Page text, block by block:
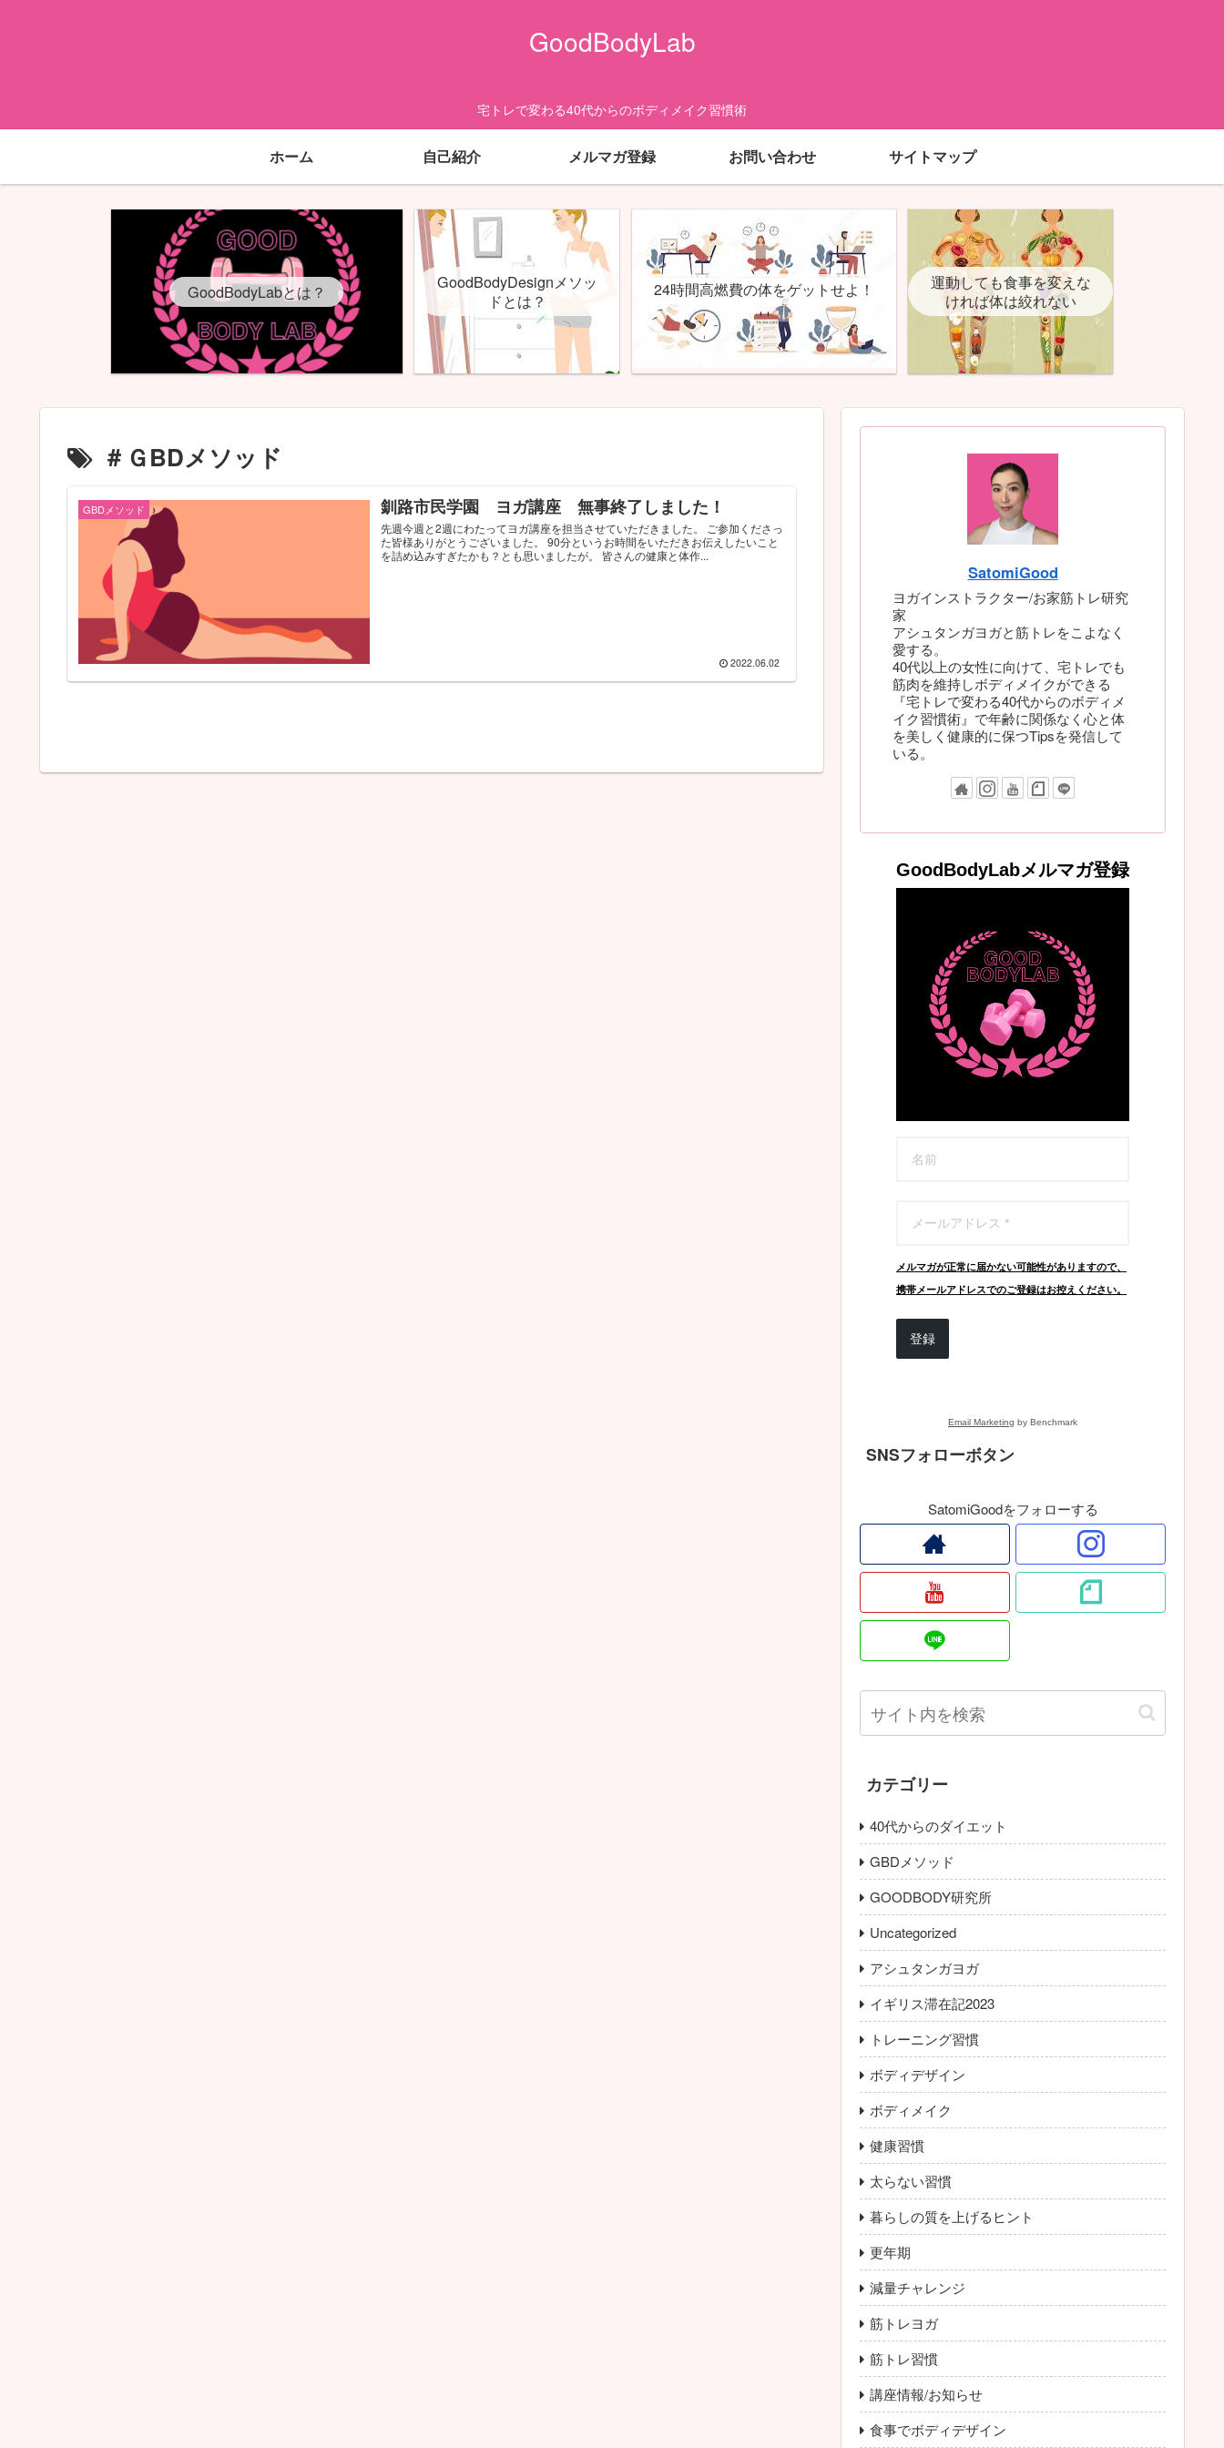
GoodBodyLab
宅トレで変わる40代からのボディメイク習慣術
ホーム 自己紹介 メルマガ登録 お問い合わせ サイトマップ
GoodBodyLabとは？
GoodBodyDesignメソッ
ドとは？
24時間高燃費の体をゲットせよ！
運動しても食事を変えな
ければ体は絞れない
＃ＧBDメソッド
GBDメソッド 釧路市民学園 ヨガ講座 無事終了しました！
先週今週と2週にわたってヨガ講座を担当させていただきました。 ご参加くださっ
た皆様ありがとうございました。 90分というお時間をいただきお伝えしたいこと
を詰め込みすぎたかも？とも思いましたが。 皆さんの健康と体作...
2022.06.02
SatomiGood
ヨガインストラクター/お家筋トレ研究
家
アシュタンガヨガと筋トレをこよなく
愛する。
40代以上の女性に向けて、宅トレでも
筋肉を維持しボディメイクができる
『宅トレで変わる40代からのボディメ
イク習慣術』で年齢に関係なく心と体
を美しく健康的に保つTipsを発信して
いる。
GoodBodyLabメルマガ登録
メルマガが正常に届かない可能性がありますので、
携帯メールアドレスでのご登録はお控えください。
登録
Email Marketing by Benchmark
SNSフォローボタン
SatomiGoodをフォローする
カテゴリー
40代からのダイエット
GBDメソッド
GOODBODY研究所
Uncategorized
アシュタンガヨガ
イギリス滞在記2023
トレーニング習慣
ボディデザイン
ボディメイク
健康習慣
太らない習慣
暮らしの質を上げるヒント
更年期
減量チャレンジ
筋トレヨガ
筋トレ習慣
講座情報/お知らせ
食事でボディデザイン